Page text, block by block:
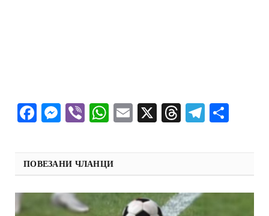
Facebook
Messenger
ViberWhatsApp
Email
X Threads
ПОВЕЗАНИ ЧЛАНЦИ